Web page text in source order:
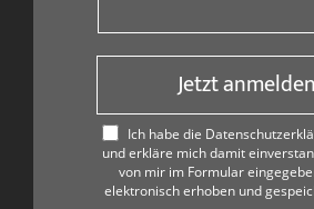
Jetzt anmelden
Ich habe die
und erkläre mich damit
von mir im Formular
elektronisch erhoben und